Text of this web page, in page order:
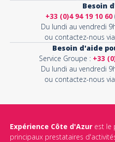
Besoin
+33 (0)4 94 19 10 60
Du lundi au vendredi
ou contactez-nous via
Besoin d'aide
Service Groupe : +33
Du lundi au vendredi
ou contactez-nous via
Expérience Côte d'Azur est le
principaux prestataires